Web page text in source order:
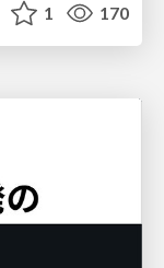
1 170